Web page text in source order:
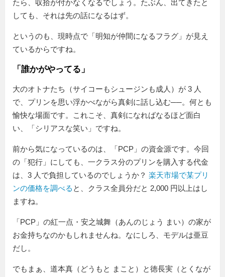
たら、収拾が付かなくなるでしょう。たぶん、出てきたと
しても、それは先の話になるはず。
というのも、現時点で「明知が仲間になるフラグ」が見え
ているからですね。
「誰かがやってる」
大のオトナたち（サイコーもシュージンも成人）が 3 人
で、プリンを思い浮かべながら真剣に話し込む──。何とも
愉快な場面です。これこそ、真剣になればなるほど面白
い、「シリアスな笑い」ですね。
前から気になっているのは、「PCP」の資金源です。今回
の「犯行」にしても、一クラス分のプリンを購入する代金
は、3 人で負担しているのでしょうか？ 楽天市場で某プリ
ンの価格を調べる と、クラス全員分だと 2,000 円以上はし
ますね。
「PCP」の紅一点・安之城舞（あんのじょう まい）の家が
お金持ちなのかもしれませんね。なにしろ、モデルは亜豆
だし。
でもまぁ、道本真（どうもと まこと）と徳長実（とくなが